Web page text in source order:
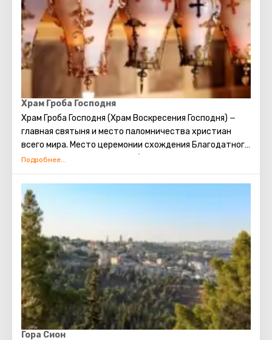
Плача, следует помнить о том, что это возможно
только в скромной одежде, прикрывающей колени и
плечи.
Храм Гроба Господня
Храм Гроба Господня (Храм Воскресения Господня) —
главная святыня и место паломничества христиан
всего мира. Место церемонии схождения Благодатного
огня. Место распятия, погребения и воскрешения
Гора Сион